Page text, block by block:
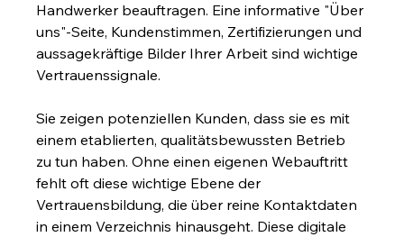
Handwerker beauftragen. Eine informative "Über
uns"-Seite, Kundenstimmen, Zertifizierungen und
aussagekräftige Bilder Ihrer Arbeit sind wichtige
Vertrauenssignale.
Sie zeigen potenziellen Kunden, dass sie es mit
einem etablierten, qualitätsbewussten Betrieb
zu tun haben. Ohne einen eigenen Webauftritt
fehlt oft diese wichtige Ebene der
Vertrauensbildung, die über reine Kontaktdaten
in einem Verzeichnis hinausgeht. Diese digitale